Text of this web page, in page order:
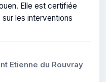
Elle est certifiée
les interventions
Etienne du Rouvray